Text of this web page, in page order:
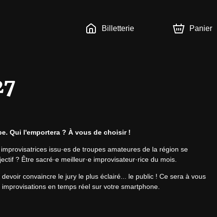
Billetterie Panier
Qui l'emportera ? À vous de choisir !
issu·es de troupes amateures de la région se
? Être sacré·e meilleur·e improvisateur·rice du mois.
convaincre le jury le plus éclairé... le public ! Ce sera à vous
en temps réel sur votre smartphone.